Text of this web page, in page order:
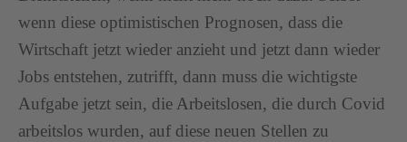
wenn diese optimistischen Prognosen, dass die
Wirtschaft jetzt wieder anzieht und jetzt dann wieder
Jobs entstehen, zutrifft, dann muss die wichtigste
Aufgabe jetzt sein, die Arbeitslosen, die durch Covid
arbeitslos wurden, auf diese neuen Stellen zu